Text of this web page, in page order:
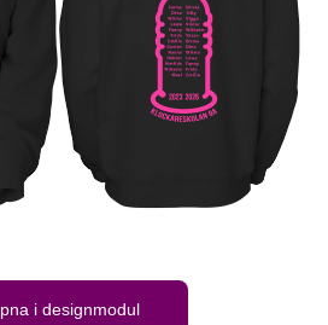
i designmodul